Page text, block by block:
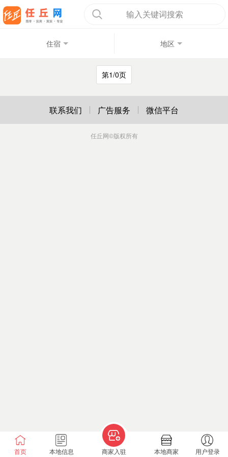
输入关键词搜索
住宿 地区
第1/0页
首页 本地信息 商家入驻 本地商家 用户登录
联系我们 广告服务 微信平台
任丘网©版权所有